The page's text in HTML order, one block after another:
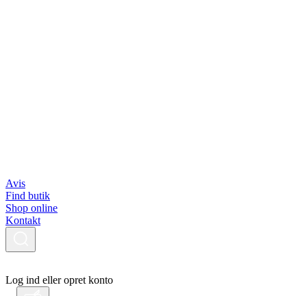
Avis
Find butik
Shop online
Kontakt
Log ind eller opret konto